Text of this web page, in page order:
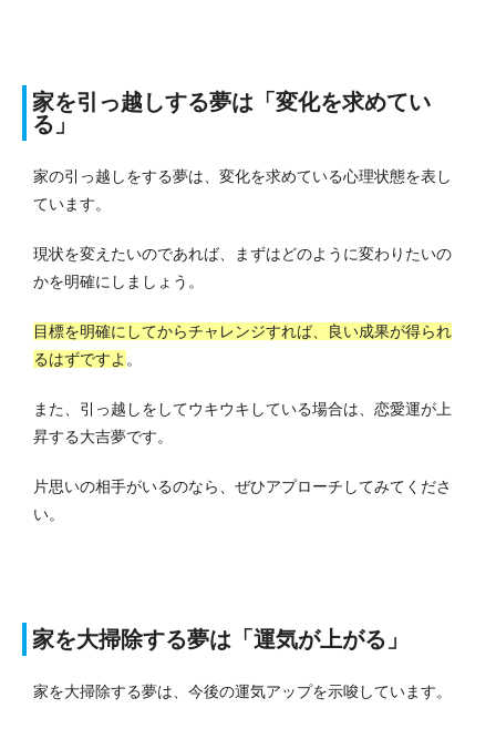
家を引っ越しする夢は「変化を求めてい
る」
家の引っ越しをする夢は、変化を求めている心理状態を表し
ています。
現状を変えたいのであれば、まずはどのように変わりたいの
かを明確にしましょう。
目標を明確にしてからチャレンジすれば、良い成果が得られ
るはずですよ 。
また、引っ越しをしてウキウキしている場合は、恋愛運が上
昇する大吉夢です。
片思いの相手がいるのなら、ぜひアプローチしてみてくださ
い。
家を大掃除する夢は「運気が上がる」
家を大掃除する夢は、今後の運気アップを示唆しています。